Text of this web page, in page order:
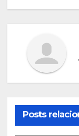
Posts